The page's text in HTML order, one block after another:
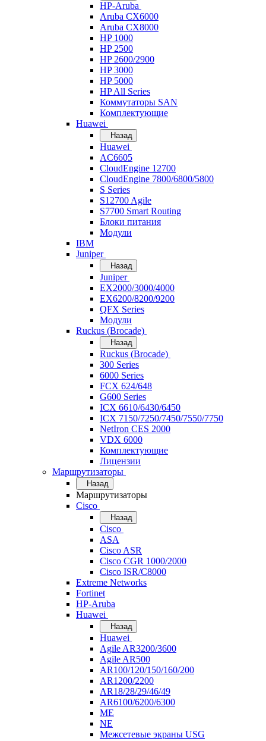
HP-Aruba
Aruba CX6000
Aruba CX8000
HP 1000
HP 2500
HP 2600/2900
HP 3000
HP 5000
HP All Series
Коммутаторы SAN
Комплектующие
Huawei
Назад
Huawei
AC6605
CloudEngine 12700
CloudEngine 7800/6800/5800
S Series
S12700 Agile
S7700 Smart Routing
Блоки питания
Модули
IBM
Juniper
Назад
Juniper
EX2000/3000/4000
EX6200/8200/9200
QFX Series
Модули
Ruckus (Brocade)
Назад
Ruckus (Brocade)
300 Series
6000 Series
FCX 624/648
G600 Series
ICX 6610/6430/6450
ICX 7150/7250/7450/7550/7750
NetIron CES 2000
VDX 6000
Комплектующие
Лицензии
Маршрутизаторы
Назад
Маршрутизаторы
Cisco
Назад
Cisco
ASA
Cisco ASR
Cisco CGR 1000/2000
Cisco ISR/С8000
Extreme Networks
Fortinet
HP-Aruba
Huawei
Назад
Huawei
Agile AR3200/3600
Agile AR500
AR100/120/150/160/200
AR1200/2200
AR18/28/29/46/49
AR6100/6200/6300
ME
NE
Межсетевые экраны USG